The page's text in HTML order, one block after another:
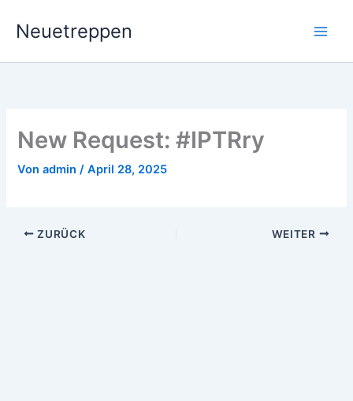
InhaltNeuetreppen
New Request: #IPTRry
Vonadmin/April 28, 2025
ZURÜCK WEITER